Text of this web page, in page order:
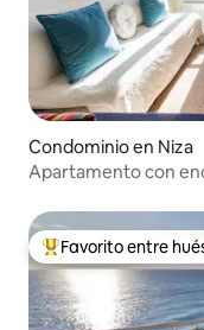
Condominio en Niza
Apartamento con
De los mejores en
Favorito entre